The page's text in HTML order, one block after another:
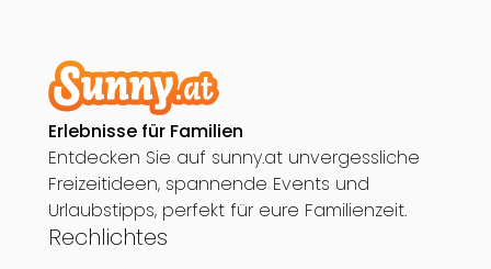
Erlebnisse für Familien
Entdecken Sie auf sunny.at unvergessliche
Freizeitideen, spannende Events und
Urlaubstipps, perfekt für eure Familienzeit.
Rechlichtes